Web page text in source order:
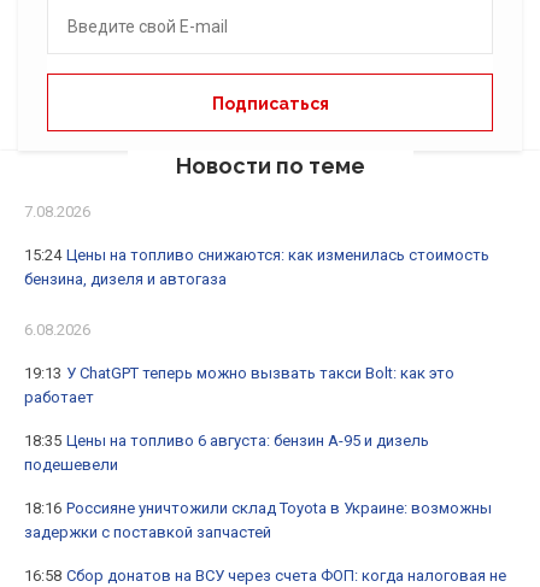
Новости по теме
7.08.2026
15:24 Цены на топливо снижаются: как изменилась стоимость
бензина, дизеля и автогаза
6.08.2026
19:13 У ChatGPT теперь можно вызвать такси Bolt: как это
работает
18:35 Цены на топливо 6 августа: бензин А-95 и дизель
подешевели
18:16 Россияне уничтожили склад Toyota в Украине: возможны
задержки с поставкой запчастей
16:58 Сбор донатов на ВСУ через счета ФОП: когда налоговая не